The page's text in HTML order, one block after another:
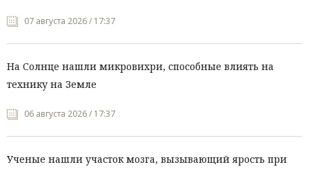
07 августа 2026 / 17:37
На Солнце нашли микровихри, способные влиять на
технику на Земле
06 августа 2026 / 17:37
Ученые нашли участок мозга, вызывающий ярость при